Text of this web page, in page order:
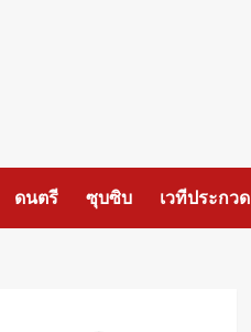
ดนตรี ซุบซิบ เวทีประกวด